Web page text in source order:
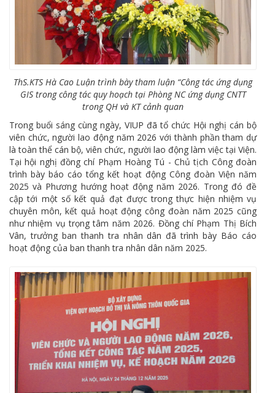
ThS.KTS Hà Cao Luận trình bày tham luận “Công tác ứng dụng
GIS trong công tác quy hoạch tại Phòng NC ứng dụng CNTT
trong QH và KT cảnh quan
Trong buổi sáng cùng ngày, VIUP đã tổ chức Hội nghị cán bộ
viên chức, người lao động năm 2026 với thành phần tham dự
là toàn thể cán bộ, viên chức, người lao động làm việc tại Viện.
Tại hội nghị đồng chí Phạm Hoàng Tú - Chủ tịch Công đoàn
trình bày báo cáo tổng kết hoạt động Công đoàn Viện năm
2025 và Phương hướng hoạt động năm 2026. Trong đó đề
cập tới một số kết quả đạt được trong thực hiện nhiệm vụ
chuyên môn, kết quả hoạt động công đoàn năm 2025 cũng
như nhiệm vụ trọng tâm năm 2026. Đồng chí Phạm Thị Bích
Vân, trưởng ban thanh tra nhân dân đã trình bày Báo cáo
hoạt động của ban thanh tra nhân dân năm 2025.